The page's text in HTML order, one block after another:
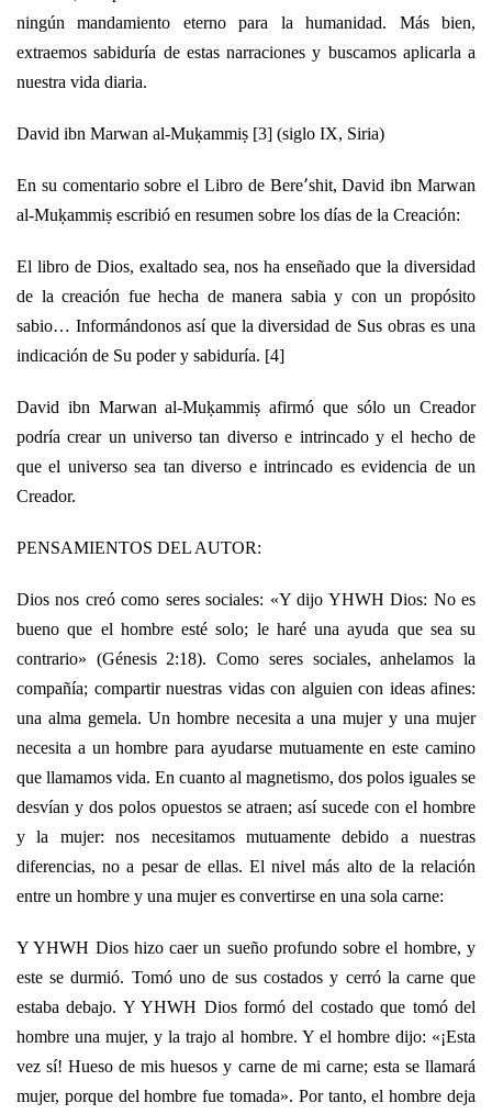
ningún mandamiento eterno para la humanidad. Más bien,
extraemos sabiduría de estas narraciones y buscamos aplicarla a
nuestra vida diaria.
David ibn Marwan al-Muḳammiṣ [3] (siglo IX, Siria)
En su comentario sobre el Libro de Bere՚shit, David ibn Marwan
al-Muḳammiṣ escribió en resumen sobre los días de la Creación:
El libro de Dios, exaltado sea, nos ha enseñado que la diversidad
de la creación fue hecha de manera sabia y con un propósito
sabio… Informándonos así que la diversidad de Sus obras es una
indicación de Su poder y sabiduría. [4]
David ibn Marwan al-Muḳammiṣ afirmó que sólo un Creador
podría crear un universo tan diverso e intrincado y el hecho de
que el universo sea tan diverso e intrincado es evidencia de un
Creador.
PENSAMIENTOS DEL AUTOR:
Dios nos creó como seres sociales: «Y dijo YHWH Dios: No es
bueno que el hombre esté solo; le haré una ayuda que sea su
contrario» (Génesis 2:18). Como seres sociales, anhelamos la
compañía; compartir nuestras vidas con alguien con ideas afines:
una alma gemela. Un hombre necesita a una mujer y una mujer
necesita a un hombre para ayudarse mutuamente en este camino
que llamamos vida. En cuanto al magnetismo, dos polos iguales se
desvían y dos polos opuestos se atraen; así sucede con el hombre
y la mujer: nos necesitamos mutuamente debido a nuestras
diferencias, no a pesar de ellas. El nivel más alto de la relación
entre un hombre y una mujer es convertirse en una sola carne:
Y YHWH Dios hizo caer un sueño profundo sobre el hombre, y
este se durmió. Tomó uno de sus costados y cerró la carne que
estaba debajo. Y YHWH Dios formó del costado que tomó del
hombre una mujer, y la trajo al hombre. Y el hombre dijo: «¡Esta
vez sí! Hueso de mis huesos y carne de mi carne; esta se llamará
mujer, porque del hombre fue tomada». Por tanto, el hombre deja